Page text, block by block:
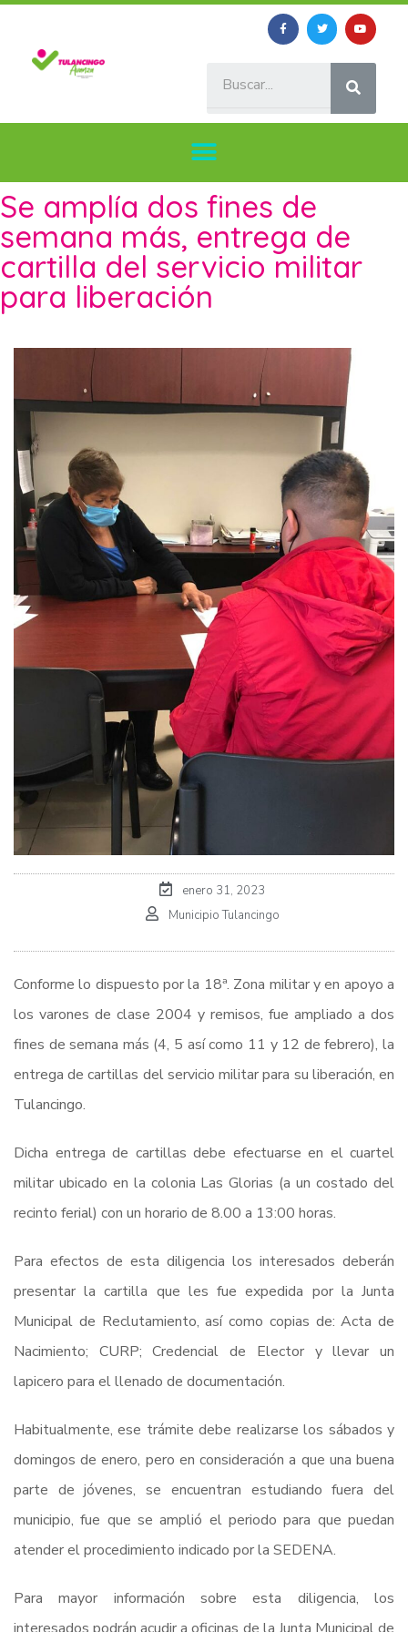
Se amplía dos fines de
semana más, entrega de
cartilla del servicio militar
para liberación
enero 31, 2023
Municipio Tulancingo
Conforme lo dispuesto por la 18ª. Zona militar y en apoyo a
los varones de clase 2004 y remisos, fue ampliado a dos
fines de semana más (4, 5 así como 11 y 12 de febrero), la
entrega de cartillas del servicio militar para su liberación, en
Tulancingo.
Dicha entrega de cartillas debe efectuarse en el cuartel
militar ubicado en la colonia Las Glorias (a un costado del
recinto ferial) con un horario de 8.00 a 13:00 horas.
Para efectos de esta diligencia los interesados deberán
presentar la cartilla que les fue expedida por la Junta
Municipal de Reclutamiento, así como copias de: Acta de
Nacimiento; CURP; Credencial de Elector y llevar un
lapicero para el llenado de documentación.
Habitualmente, ese trámite debe realizarse los sábados y
domingos de enero, pero en consideración a que una buena
parte de jóvenes, se encuentran estudiando fuera del
municipio, fue que se amplió el periodo para que puedan
atender el procedimiento indicado por la SEDENA.
Para mayor información sobre esta diligencia, los